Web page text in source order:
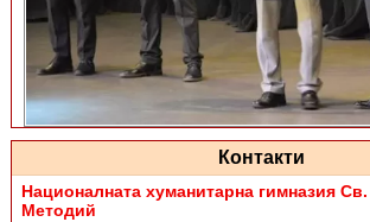
Контакти
Националната хуманитарна гимназия
Методий